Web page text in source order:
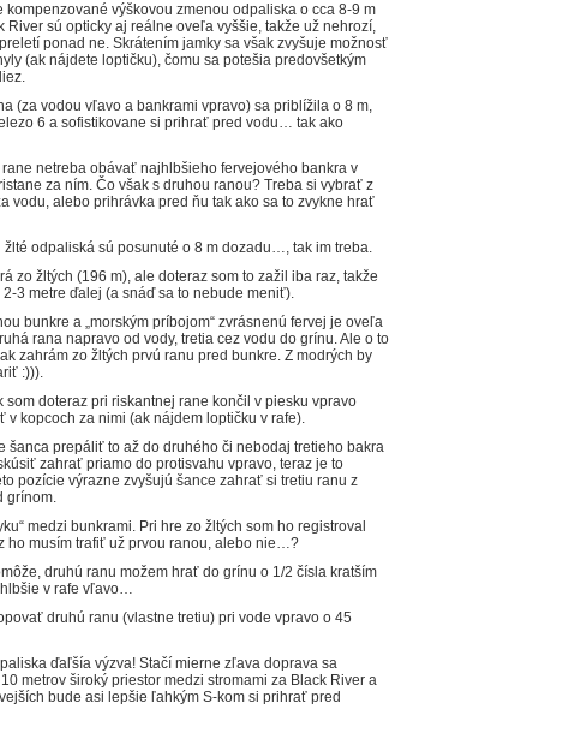
kompenzované výškovou zmenou odpaliska o cca 8-9 m
River sú opticky aj reálne oveľa vyššie, takže už nehrozí,
ponad ne. Skrátením jamky sa však zvyšuje možnosť
(ak nájdete loptičku), čomu sa potešia predovšetkým
(za vodou vľavo a bankrami vpravo) sa priblížila o 8 m,
6 a sofistikovane si prihrať pred vodu… tak ako
netreba obávať najhlbšieho fervejového bankra v
za ním. Čo však s druhou ranou? Treba si vybrať z
vodu, alebo prihrávka pred ňu tak ako sa to zvykne hrať
odpaliská sú posunuté o 8 m dozadu…, tak im treba.
zo žltých (196 m), ale doteraz som to zažil iba raz, takže
3 metre ďalej (a snáď sa to nebude meniť).
bunkre a „morským príbojom“ zvrásnenú fervej je oveľa
rana napravo od vody, tretia cez vodu do grínu. Ale o to
zahrám zo žltých prvú ranu pred bunkre. Z modrých by
:))).
som doteraz pri riskantnej rane končil v piesku vpravo
kopcoch za nimi (ak nájdem loptičku v rafe).
šanca prepáliť to až do druhého či nebodaj tretieho bakra
zahrať priamo do protisvahu vpravo, teraz je to
pozície výrazne zvyšujú šance zahrať si tretiu ranu z
grínom.
medzi bunkrami. Pri hre zo žltých som ho registroval
ho musím trafiť už prvou ranou, alebo nie…?
druhú ranu možem hrať do grínu o 1/2 čísla kratším
v rafe vľavo…
druhú ranu (vlastne tretiu) pri vode vpravo o 45
ďaľšía výzva! Stačí mierne zľava doprava sa
metrov široký priestor medzi stromami za Black River a
bude asi lepšie ľahkým S-kom si prihrať pred